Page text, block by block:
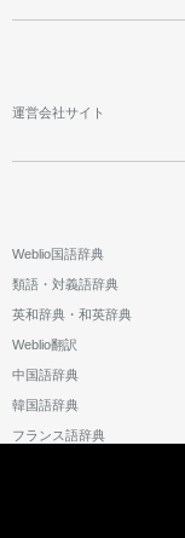
運営会社サイト
Weblio国語辞典
類語・対義語辞典
英和辞典・和英辞典
Weblio翻訳
中国語辞典
韓国語辞典
フランス語辞典